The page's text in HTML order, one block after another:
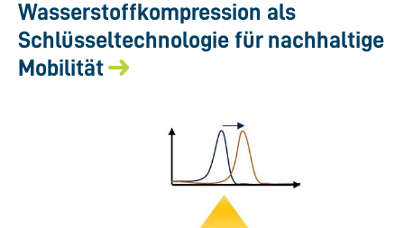
Wasserstoffkompression als
Schlüsseltechnologie für nachhaltige
Mobilität